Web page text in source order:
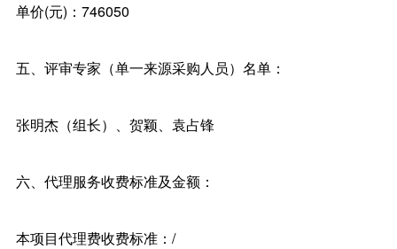
单价(元)：746050
五、评审专家（单一来源采购人员）名单：
张明杰（组长）、贺颖、袁占锋
六、代理服务收费标准及金额：
本项目代理费收费标准：/